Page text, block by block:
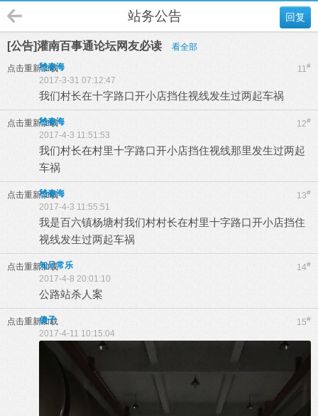
回复
站务公告
[公告]灌南百事通论坛网友必读 看全部
点击重新加载 11#
嵇春海
2017-3-31 07:12:47
我们村长在十字路口开小店挡住视线发生过两起车祸
点击重新加载 12#
嵇春海
2017-4-3 11:51:53
我们村长在村里十字路口开小店挡住视线那里发生过两起
车祸
点击重新加载 13#
嵇春海
2017-4-3 11:55:51
我是百六镇杨塘村我们村村长在村里十字路口开小店挡住
视线发生过两起车祸
点击重新加载 14#
知只常乐
2017-4-8 20:01:10
公路站杀人案
点击重新加载 15#
傻子
2017-4-11 10:15:04